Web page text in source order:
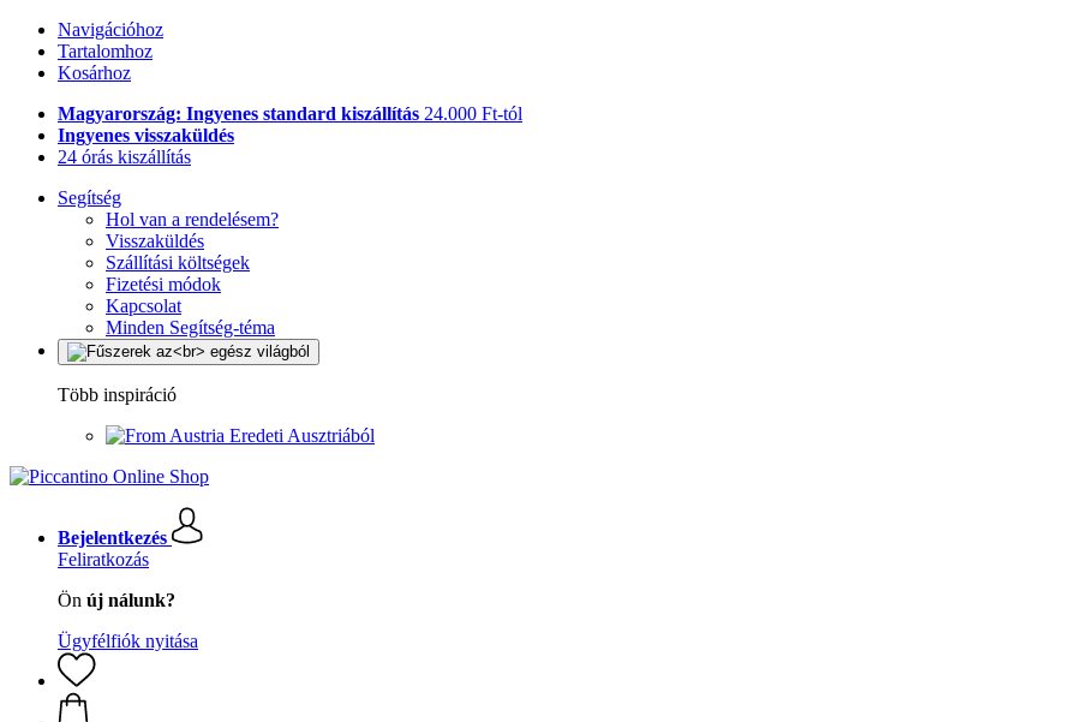
Navigációhoz
Tartalomhoz
Kosárhoz
Magyarország: Ingyenes standard kiszállítás 24.000 Ft-tól
Ingyenes visszaküldés
24 órás kiszállítás
Segítség
Hol van a rendelésem?
Visszaküldés
Szállítási költségek
Fizetési módok
Kapcsolat
Minden Segítség-téma
Több inspiráció
Eredeti Ausztriából
Bejelentkezés
Feliratkozás
Ön új nálunk?
Ügyfélfiók nyitása